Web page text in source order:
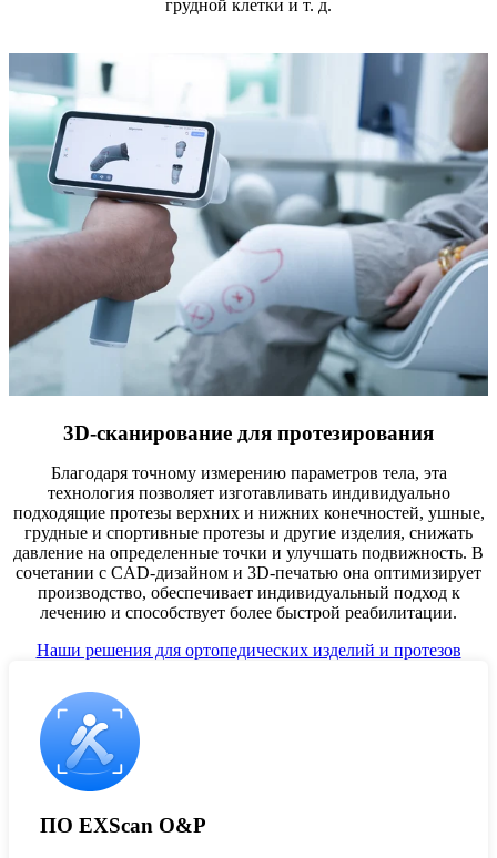
грудной клетки и т. д.
3D-сканирование для протезирования
Благодаря точному измерению параметров тела, эта
технология позволяет изготавливать индивидуально
подходящие протезы верхних и нижних конечностей, ушные,
грудные и спортивные протезы и другие изделия, снижать
давление на определенные точки и улучшать подвижность. В
сочетании с CAD-дизайном и 3D-печатью она оптимизирует
производство, обеспечивает индивидуальный подход к
лечению и способствует более быстрой реабилитации.
Наши решения для ортопедических изделий и протезов
ПО EXScan O&P